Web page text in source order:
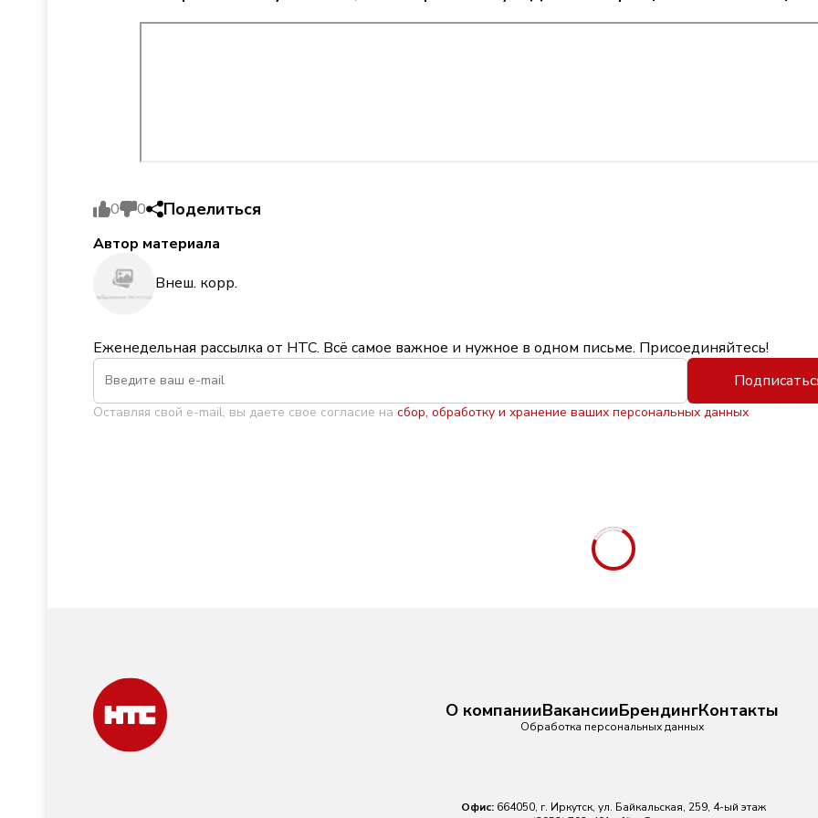
0 0 Поделиться
Автор материала
Внеш. корр.
Еженедельная рассылка от НТС. Всё самое важное и нужное в одном письме. Присоединяйтесь!
Оставляя свой e-mail, вы даете свое согласие на сбор, обработку и хранение ваших персональных данных
«Свет в каждом доме»: старший диспетчер